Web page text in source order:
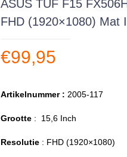
ASUS TUF F15
FHD (1920×1080) Mat
€99,95
Artikelnummer : 2005-117
Grootte : 15,6 Inch
Resolutie : FHD (1920×1080)